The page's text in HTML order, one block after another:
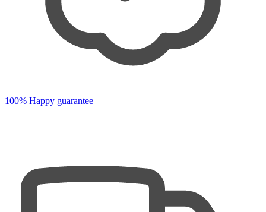
100% Happy guarantee